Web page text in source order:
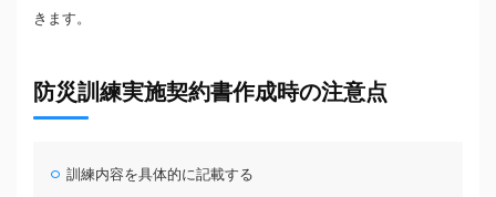
きます。
防災訓練実施契約書作成時の注意点
訓練内容を具体的に記載する